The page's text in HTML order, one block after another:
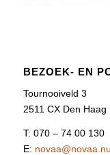
BEZOEK- EN
Tournooiveld 3
2511 CX Den Haag
T: 070 – 74 00 130
E: novaa@novaa.nu